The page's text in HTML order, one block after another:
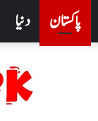
پاکستان دنیا